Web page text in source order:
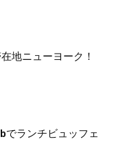
地ニューヨーク！
ランチビュッフェ